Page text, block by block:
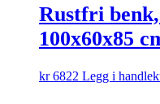
Rustfri
100x60x85
kr6822 Legg i